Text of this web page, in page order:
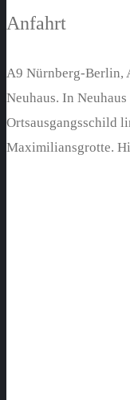
Anfahrt
A9 Nürnberg-Berlin,
Neuhaus. In
Ortsausgangsschild
Maximiliansgrotte.